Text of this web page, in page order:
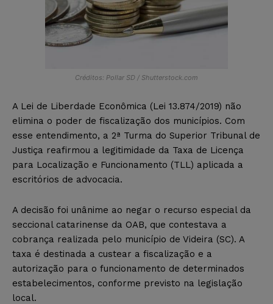
Créditos: Pollar SD / Shutterstock.com
A Lei de Liberdade Econômica (Lei 13.874/2019) não
elimina o poder de fiscalização dos municípios. Com
esse entendimento, a 2ª Turma do Superior Tribunal de
Justiça reafirmou a legitimidade da Taxa de Licença
para Localização e Funcionamento (TLL) aplicada a
escritórios de advocacia.
A decisão foi unânime ao negar o recurso especial da
seccional catarinense da OAB, que contestava a
cobrança realizada pelo município de Videira (SC). A
taxa é destinada a custear a fiscalização e a
autorização para o funcionamento de determinados
estabelecimentos, conforme previsto na legislação
local.